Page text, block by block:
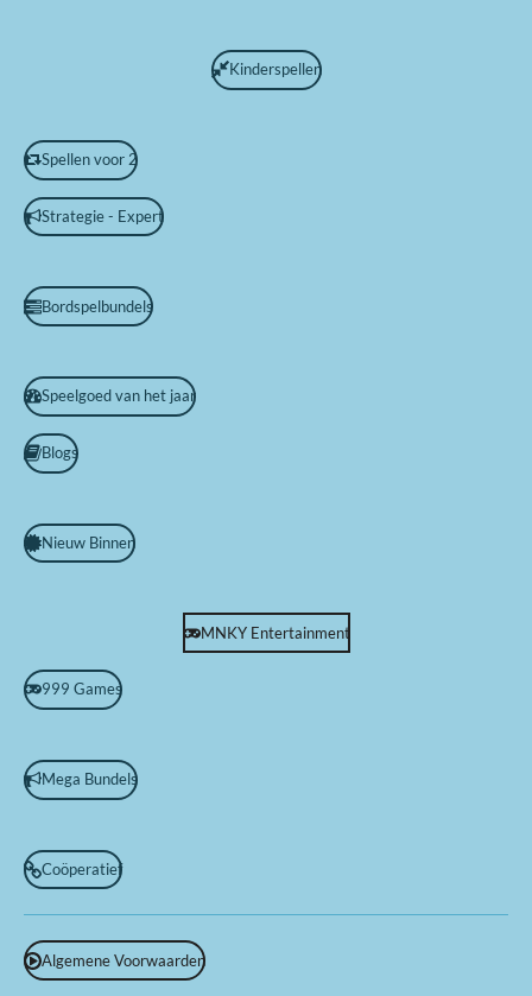
Kinderspellen
Spellen voor 2
Strategie - Expert
Bordspelbundels
Speelgoed van het jaar
Blogs
Nieuw Binnen
MNKY Entertainment
999 Games
Mega Bundels
Coöperatief
Algemene Voorwaarden